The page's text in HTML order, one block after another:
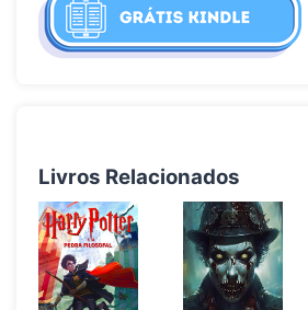
Livros Relacionados